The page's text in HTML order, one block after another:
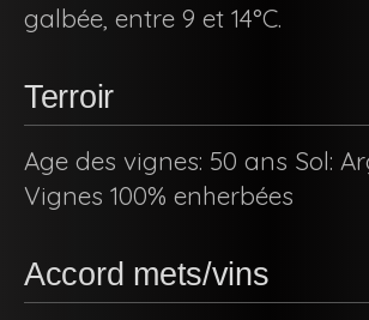
galbée, entre 9 et 14°C.
Terroir
Age des vignes: 50 ans Sol:
Vignes 100% enherbées
Accord mets/vins